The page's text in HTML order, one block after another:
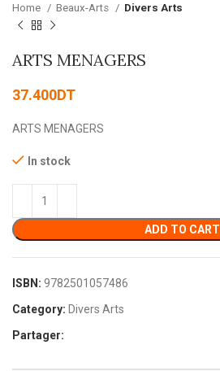
Home Beaux-Arts Divers Arts
ARTS MENAGERS
37.400DT
ARTS MENAGERS
In stock
ADD TO CART
ISBN: 9782501057486
Category: Divers Arts
Partager: